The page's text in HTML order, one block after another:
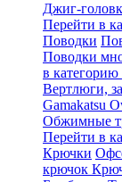
Джиг-
Перейти в
Поводки
Поводки
в категорию
Вертлюги,
Gamakatsu
Обжимные
Перейти в
Крючки
крючок